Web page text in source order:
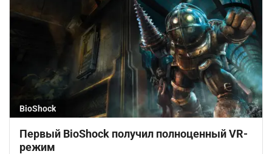
BioShock
Первый BioShock получил полноценный VR-
режим